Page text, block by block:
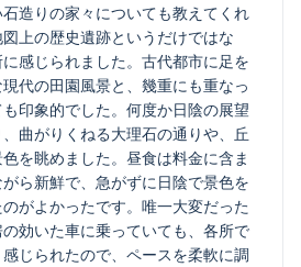
造りの家々についても教えてくれ
上の歴史遺跡というだけではな
感じられました。古代都市に足を
代の田園風景と、幾重にも重なっ
印象的でした。何度か日陰の展望
曲がりくねる大理石の通りや、丘
を眺めました。昼食は料金に含ま
ら新鮮で、急がずに日陰で景色を
がよかったです。唯一大変だった
効いた車に乗っていても、各所で
じられたので、ペースを柔軟に調